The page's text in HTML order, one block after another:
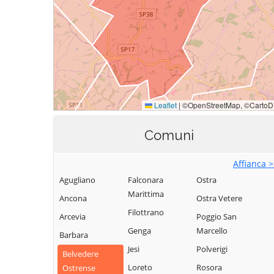
Comuni
Affianca
Agugliano
Ancona
Arcevia
Barbara
Belvedere
Ostrense
Falconara
Marittima
Filottrano
Genga
Jesi
Loreto
Ostra
Ostra Vetere
Poggio San
Marcello
Polverigi
Rosora